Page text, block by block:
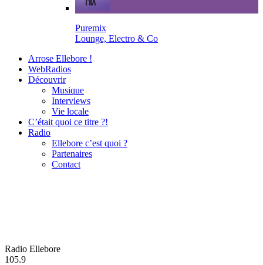
Puremix
Lounge, Electro & Co
Arrose Ellebore !
WebRadios
Découvrir
Musique
Interviews
Vie locale
C’était quoi ce titre ?!
Radio
Ellebore c’est quoi ?
Partenaires
Contact
Radio Ellebore
105.9